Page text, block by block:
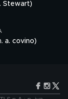
Stewart)
climb (di m. a. covino)